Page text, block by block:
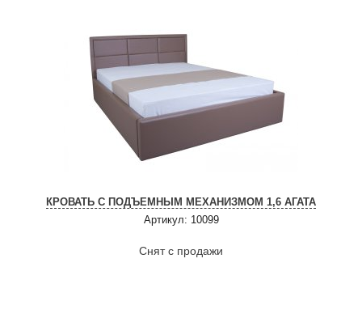
КРОВАТЬ С ПОДЪЕМНЫМ МЕХАНИЗМОМ 1,6 АГАТА
Артикул: 10099
Снят с продажи